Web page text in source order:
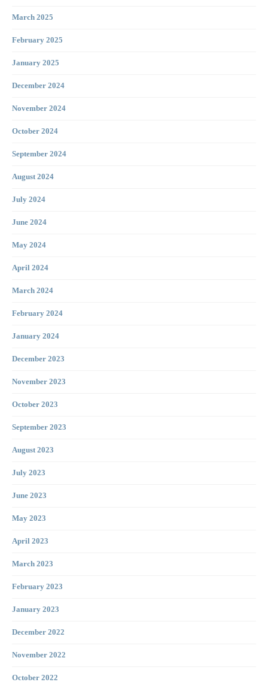
March 2025
February 2025
January 2025
December 2024
November 2024
October 2024
September 2024
August 2024
July 2024
June 2024
May 2024
April 2024
March 2024
February 2024
January 2024
December 2023
November 2023
October 2023
September 2023
August 2023
July 2023
June 2023
May 2023
April 2023
March 2023
February 2023
January 2023
December 2022
November 2022
October 2022